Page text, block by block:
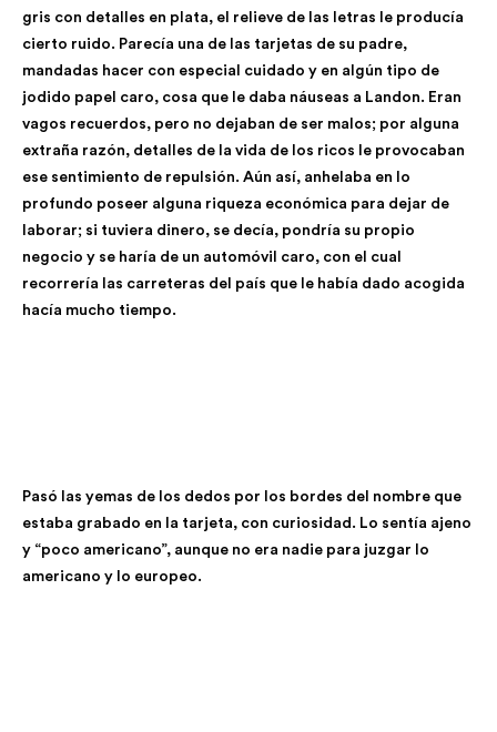
gris con detalles en plata, el relieve de las letras le producía
cierto ruido. Parecía una de las tarjetas de su padre,
mandadas hacer con especial cuidado y en algún tipo de
jodido papel caro, cosa que le daba náuseas a Landon. Eran
vagos recuerdos, pero no dejaban de ser malos; por alguna
extraña razón, detalles de la vida de los ricos le provocaban
ese sentimiento de repulsión. Aún así, anhelaba en lo
profundo poseer alguna riqueza económica para dejar de
laborar; si tuviera dinero, se decía, pondría su propio
negocio y se haría de un automóvil caro, con el cual
recorrería las carreteras del país que le había dado acogida
hacía mucho tiempo.
Pasó las yemas de los dedos por los bordes del nombre que
estaba grabado en la tarjeta, con curiosidad. Lo sentía ajeno
y “poco americano”, aunque no era nadie para juzgar lo
americano y lo europeo.